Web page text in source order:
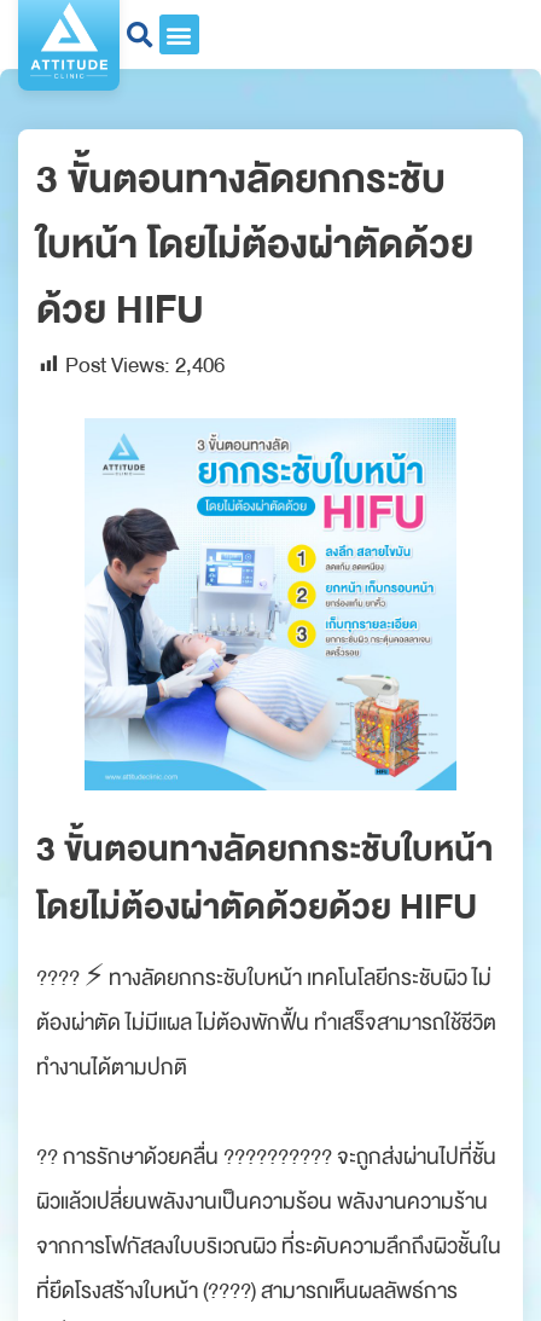
3 ขั้นตอนทางลัดยกกระชับ
ใบหน้า โดยไม่ต้องผ่าตัดด้วย
ด้วย ​HIFU
Post Views:2,406
3 ขั้นตอนทางลัดยกกระชับใบหน้า
โดยไม่ต้องผ่าตัดด้วยด้วย ​HIFU
???? ⚡️ ทางลัดยกกระชับใบหน้า เทคโนโลยีกระชับผิว ไม่
ต้องผ่าตัด ไม่มีแผล ไม่ต้องพักฟื้น ทำเสร็จสามารถใช้ชีวิต
ทำงานได้ตามปกติ
?? การรักษาด้วยคลื่น ?????????? จะถูกส่งผ่านไปที่ชั้น
ผิวแล้วเปลี่ยนพลังงานเป็นความร้อน พลังงานความร้าน
จากการโฟกัสลงใบบริเวณผิว ที่ระดับความลึกถึงผิวชั้นใน
ที่ยึดโรงสร้างใบหน้า (????) สามารถเห็นผลลัพธ์การ